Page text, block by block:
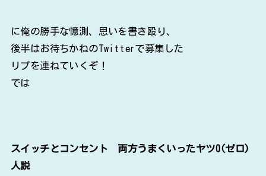
に俺の勝手な憶測、思いを書き殴り、
後半はお待ちかねのTwitterで募集した
リプを連ねていくぞ！
では
スイッチとコンセント 両方うまくいったヤツ0(ゼロ)
人説